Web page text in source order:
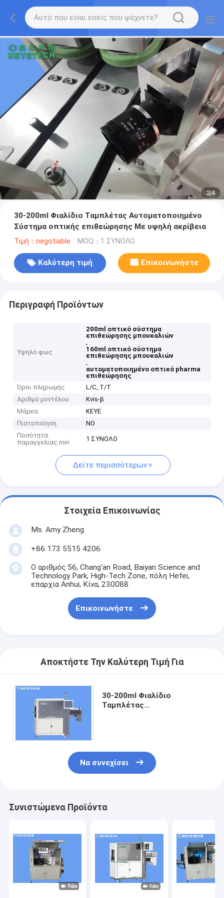
2/4
30-200ml Φιαλίδιο Ταμπλέτας Αυτοματοποιημένο
Σύστημα οπτικής επιθεώρησης Με υψηλή ακρίβεια
Τιμή：negotiable MOQ：1 ΣΥΝΟΛΟ
Καλύτερη τιμή Επικοινωνήστε
Περιγραφή Προϊόντων
Υψηλό φως
200ml οπτικό σύστημα
επιθεώρησης μπουκαλιών
,
160ml οπτικό σύστημα
επιθεώρησης μπουκαλιών
,
αυτοματοποιημένο οπτικό pharma
επιθεώρησης
Όροι πληρωμής
L/C, T/T
Αριθμό μοντέλου
Kvis-β
Μάρκα
KEYE
Πιστοποίηση
NO
Ποσότητα
παραγγελίας min
1 ΣΥΝΟΛΟ
Δείτε περισσότερων
Στοιχεία Επικοινωνίας
Ms. Amy Zheng
+86 173 5515 4206
Ο αριθμός 56, Chang'an Road, Baiyan Science and
Technology Park, High-Tech Zone, πόλη Hefei,
επαρχία Anhui, Κίνα, 230088
Επικοινωνήστε
Αποκτήστε Την Καλύτερη Τιμή Για
30-200ml Φιαλίδιο
Ταμπλέτας
Να συνεχίσει
Συνιστώμενα Προϊόντα